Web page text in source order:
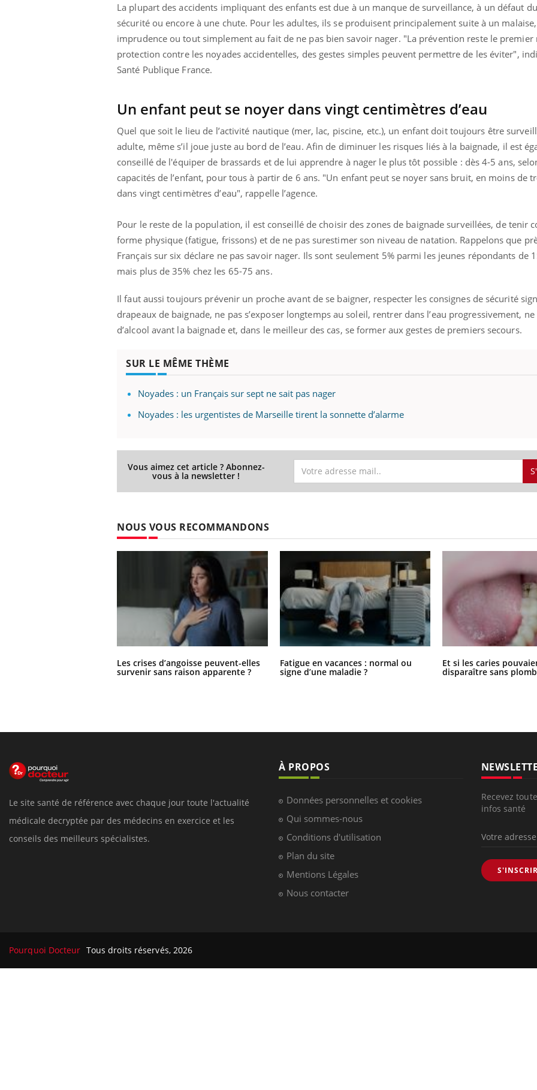
La plupart des accidents impliquant des enfants est due à un manque de surveillance, à un défaut
sécurité ou encore à une chute. Pour les adultes, ils se produisent principalement suite à un
imprudence ou tout simplement au fait de ne pas bien savoir nager. "La prévention reste le premier
protection contre les noyades accidentelles, des gestes simples peuvent permettre de les éviter",
Santé Publique France.
Un enfant peut se noyer dans vingt centimètres d’eau
Quel que soit le lieu de l’activité nautique (mer, lac, piscine, etc.), un enfant doit toujours être
adulte, même s’il joue juste au bord de l’eau. Afin de diminuer les risques liés à la baignade, il est
conseillé de l'équiper de brassards et de lui apprendre à nager le plus tôt possible : dès 4-5 ans,
capacités de l’enfant, pour tous à partir de 6 ans. "Un enfant peut se noyer sans bruit, en moins de
dans vingt centimètres d’eau", rappelle l’agence.
Pour le reste de la population, il est conseillé de choisir des zones de baignade surveillées, de tenir
forme physique (fatigue, frissons) et de ne pas surestimer son niveau de natation. Rappelons que
Français sur six déclare ne pas savoir nager. Ils sont seulement 5% parmi les jeunes répondants de
mais plus de 35% chez les 65-75 ans.
Il faut aussi toujours prévenir un proche avant de se baigner, respecter les consignes de sécurité
drapeaux de baignade, ne pas s’exposer longtemps au soleil, rentrer dans l’eau progressivement,
d’alcool avant la baignade et, dans le meilleur des cas, se former aux gestes de premiers secours.
SUR LE MÊME THÈME
Noyades : un Français sur sept ne sait pas nager
Noyades : les urgentistes de Marseille tirent la sonnette d’alarme
Vous aimez cet article ? Abonnez-
vous à la newsletter !
NOUS VOUS RECOMMANDONS
Les crises d’angoisse peuvent-elles
survenir sans raison apparente ?
Fatigue en vacances : normal ou
signe d’une maladie ?
Et si les caries
disparaître sans
même alopécie… Les symptômes de la
carence en fer sont multiples ce qui la rend
reste entourée d'idées reçues chez les
patients comme parfois chez les soignants.
rythme de vie ! Vacances,
soleil, activités en plein
Le site santé de référence avec chaque jour toute l'actualité
médicale decryptée par des médecins en exercice et les
Données personnelles et cookies
Qui sommes-nous
Conditions d'utilisation
Plan du site
Mentions Légales
Pourquoi Docteur Tous droits réservés, 2026